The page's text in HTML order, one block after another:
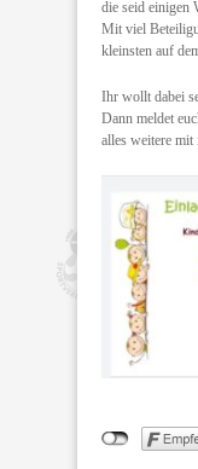
die seid einigen
Mit viel
kleinsten auf
Ihr wollt dabei
Dann meldet
alles weitere mit